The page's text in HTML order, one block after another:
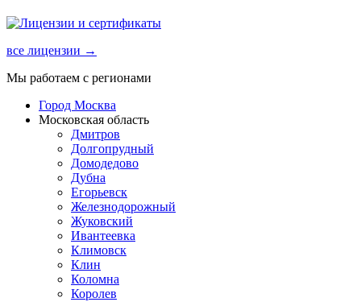
все лицензии →
Мы работаем с регионами
Город Москва
Московская область
Дмитров
Долгопрудный
Домодедово
Дубна
Егорьевск
Железнодорожный
Жуковский
Ивантеевка
Климовск
Клин
Коломна
Королев